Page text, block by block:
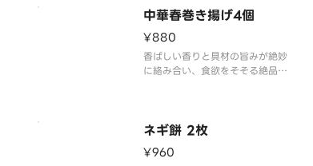
し！
中華春巻き揚げ4個
¥880
香ばしい香りと具材の旨みが絶妙
に絡み合い、食欲をそそる絶品お
ネギ餅 2枚
¥960